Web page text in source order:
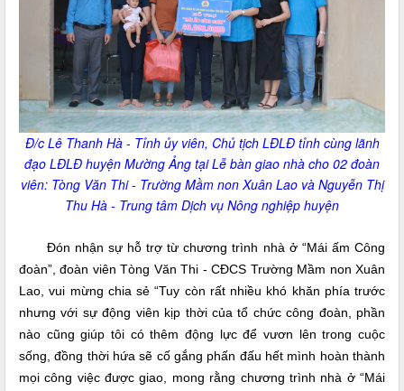
Đ/c Lê Thanh Hà - Tỉnh ủy viên, Chủ tịch LĐLĐ tỉnh cùng lãnh
đạo LĐLĐ huyện Mường Ảng tại Lễ bàn giao nhà cho 02 đoàn
viên: Tòng Văn Thi - Trường Mầm non Xuân Lao và Nguyễn Thị
Thu Hà - Trung tâm Dịch vụ Nông nghiệp huyện
Đón nhận sự hỗ trợ từ chương trình nhà ở “Mái ấm Công
đoàn”, đoàn viên Tòng Văn Thi - CĐCS Trường Mầm non Xuân
Lao, vui mừng chia sẻ “Tuy còn rất nhiều khó khăn phía trước
nhưng với sự động viên kịp thời của tổ chức công đoàn, phần
nào cũng giúp tôi có thêm động lực để vươn lên trong cuộc
sống, đồng thời hứa sẽ cố gắng phấn đấu hết mình hoàn thành
mọi công việc được giao, mong rằng chương trình nhà ở “Mái